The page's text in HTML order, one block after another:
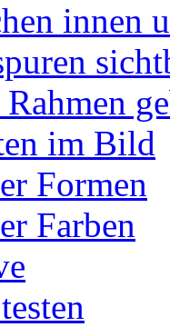
innen
im Bild
Formen
Farben